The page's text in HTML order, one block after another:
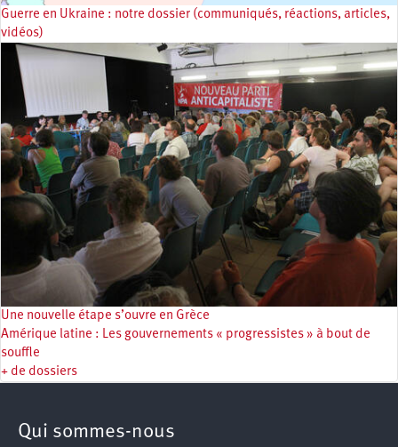
Guerre en Ukraine : notre dossier (communiqués, réactions, articles,
vidéos)
Une nouvelle étape s’ouvre en Grèce
Amérique latine : Les gouvernements « progressistes » à bout de
souffle
+ de dossiers
Qui sommes-nous